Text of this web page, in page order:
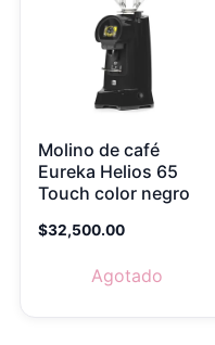
Molino de café
Eureka Helios 65
Touch color negro
$32,500.00
Agotado